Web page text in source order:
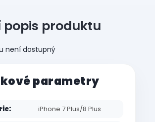
popis produktu
není dostupný
parametry
: iPhone 7 Plus/8 Plus